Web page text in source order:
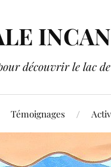
découvrir le lac
Témoignages